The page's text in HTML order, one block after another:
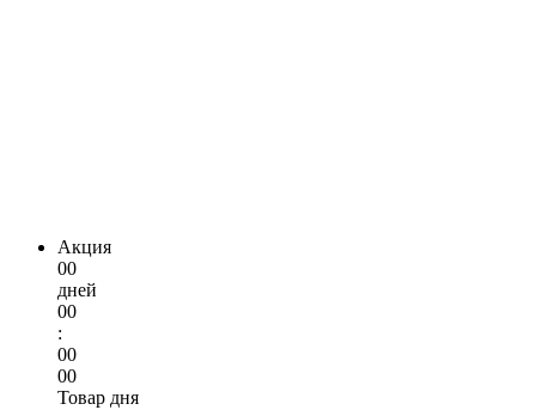
Акция
00
дней
00
:
00
00
Товар дня